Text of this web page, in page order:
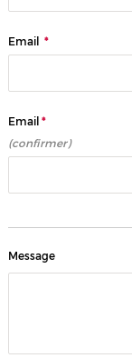
Email *
Email *
(confirmer)
Message